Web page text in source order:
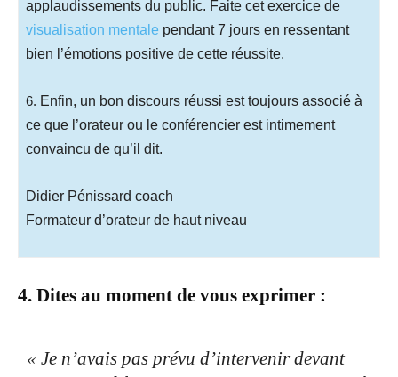
applaudissements du public. Faite cet exercice de
visualisation mentale pendant 7 jours en ressentant
bien l’émotions positive de cette réussite.
6. Enfin, un bon discours réussi est toujours associé à
ce que l’orateur ou le conférencier est intimement
convaincu de qu’il dit.
Didier Pénissard coach
Formateur d’orateur de haut niveau
4. Dites au moment de vous exprimer :
« Je n’avais pas prévu d’intervenir devant